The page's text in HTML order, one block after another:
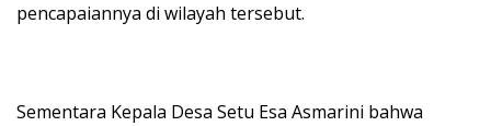
pencapaiannya di wilayah tersebut.
Sementara Kepala Desa Setu Esa Asmarini bahwa